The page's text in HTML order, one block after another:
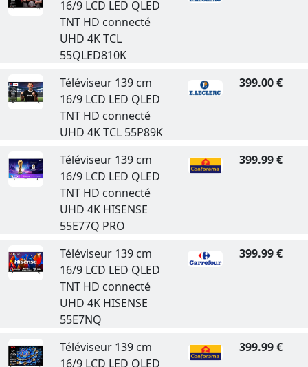
16/9 LCD LED QLED
TNT HD connecté
UHD 4K TCL
55QLED810K
Téléviseur 139 cm
16/9 LCD LED QLED
TNT HD connecté
UHD 4K TCL 55P89K
399.00 €
Téléviseur 139 cm
16/9 LCD LED QLED
TNT HD connecté
UHD 4K HISENSE
55E77Q PRO
399.99 €
Téléviseur 139 cm
16/9 LCD LED QLED
TNT HD connecté
UHD 4K HISENSE
55E7NQ
399.99 €
Téléviseur 139 cm
16/9 LCD LED QLED
399.99 €